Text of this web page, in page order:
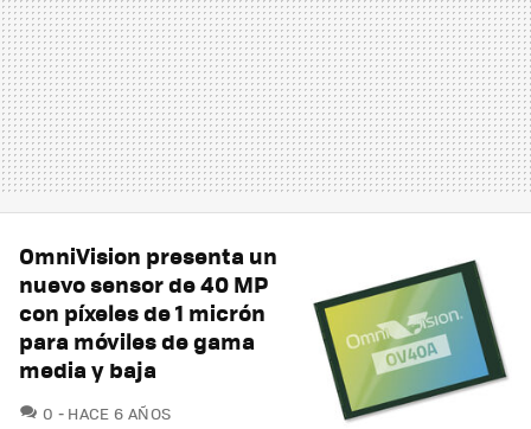
OmniVision presenta un
nuevo sensor de 40 MP
con píxeles de 1 micrón
para móviles de gama
media y baja
0 COMENTARIOS
HACE 6 AÑOS